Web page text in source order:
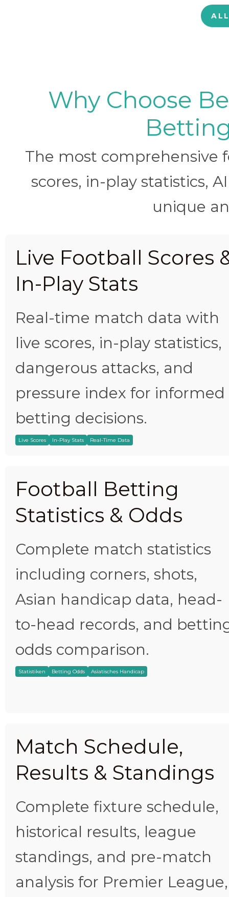
Why Choose
The most
scores, in-play statistics,
unique
Live Football Scores
In-Play Stats
Real-time match data with
live scores, in-play statistics,
dangerous attacks, and
pressure index for informed
betting decisions.
Live Scores In-Play Stats Real-Time Data
Football Betting
Statistics & Odds
Complete match statistics
including corners, shots,
Asian handicap data, head-
to-head records, and
odds comparison.
Statistiken Betting Odds Asiatisches Handicap
Match Schedule,
Results & Standings
Complete fixture schedule,
historical results, league
standings, and pre-match
analysis for Premier League,